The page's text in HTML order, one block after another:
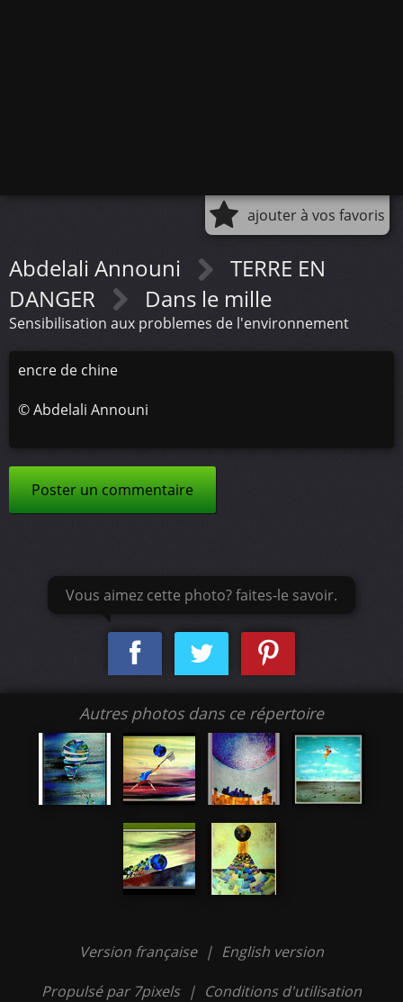
ajouter à vos favoris
Abdelali Announi
TERRE EN
DANGER
Dans le mille
Sensibilisation aux problemes de l'environnement
encre de chine
©Abdelali Announi
Poster un commentaire
Vous aimez cette photo? faites-le savoir.
Autres photos dans ce répertoire
Version française | English version
Propulsé par 7pixels | Conditions d'utilisation